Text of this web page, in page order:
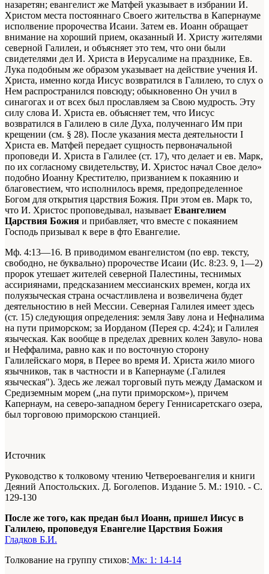
назаретян; евангелист же Матфей указывает в избрании И.
Христом места постояннаго Своего жительства в Капернауме
исполвение пророчества Исаии. Затем ев. Иоанн обращает
внимание на хороший прием, оказанный И. Христу жителями
северной Галилеи, и объясняет это тем, что они были
свидетелями дел И. Христа в Иерусалиме на празднике, Ев.
Лука подобным же образом указывает на действие учения И.
Христа, именно когда Иисус возвратился в Галилею, то слух о
Нем распространился повсюду; обыкновенно Он учил в
синагогах и от всех был прославляем за Свою мудрость. Эту
силу слова И. Христа ев. объясняет тем, что Иисус
возвратился в Галилею в силе Духа, полученнаго Им при
крещении (см. § 28). После указания места деятельности I
Христа ев. Матфей передает сущность первоначальной
проповеди И. Христа в Галилее (ст. 17), что делает и ев. Марк,
по их согласному свидетельству, И. Христос начал Свое дело»
подобно Иоанну Крестителю, призванием к покаянию и
благовестием, что исполнилось время, предопределенное
Богом для открытия царствия Божия. При этом ев. Марк то,
что И. Христос проповедывал, называет Евангелием
Царствия Божия и прибавляет, что вместе с покаянием
Господь призывал к вере в фто Евангелие.
Мф. 4:13—16. В приводимом евангелистом (по евр. тексту,
свободно, не буквально) пророчестве Исаии (Ис. 8:23. 9, 1—2)
пророк утешает жителей северной Палестины, теснимых
ассириянами, предсказанием мессианских времен, когда их
полуязыческая страна осчастливлена и возвеличена будет
деятельностию в ней Мессии. Северная Галилея имеет здесь
(ст. 15) следующия определения: земля Заву лона и Нефналима
на пути приморском; за Иорданом (Перея ср. 4:24); и Галилея
языческая. Как вообще в пределах древних колен Завуло- нова
и Неффалима, равно как и по восточную сторону
Галилейскаго моря, в Перее во время И. Христа жило миого
язычников, так в частности и в Капернауме (.Галилея
языческая"). Здесь же лежал торговый путь между Дамаском и
Средиземным морем („на пути приморском»), причем
Капернаум, на северо-западном берегу Геннисаретскаго озера,
был торговою приморскою станцией.
Источник
Руководство к толковому чтению Четвероевангелия и книги
Деяний Апостольских. Д. Боголепов. Издание 5. М.: 1910. - С.
129-130
После же того, как предан был Иоанн, пришел Иисус в
Галилею, проповедуя Евангелие Царствия Божия
Гладков Б.И.
Толкование на группу стихов: Мк: 1: 14-14